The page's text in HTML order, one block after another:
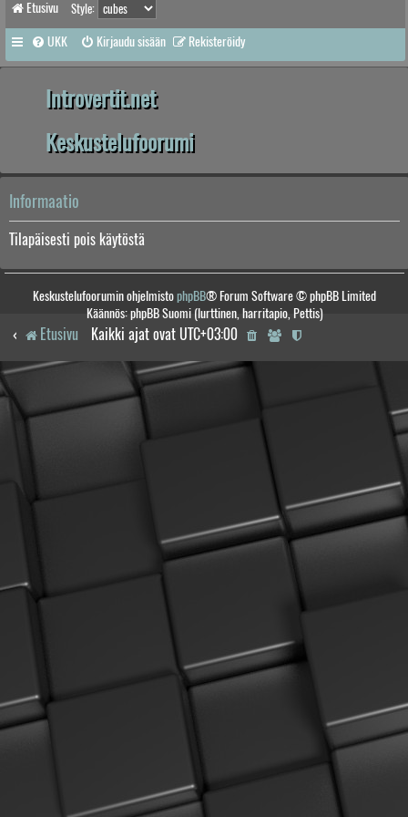
Etusivu Style:
UKK Kirjaudu sisään Rekisteröidy
Introvertit.net
Keskustelufoorumi
Informaatio
Tilapäisesti pois käytöstä
Keskustelufoorumin ohjelmistophpBB® Forum Software © phpBB Limited
Käännös: phpBB Suomi (lurttinen, harritapio, Pettis)
Etusivu Kaikki ajat ovat UTC+03:00